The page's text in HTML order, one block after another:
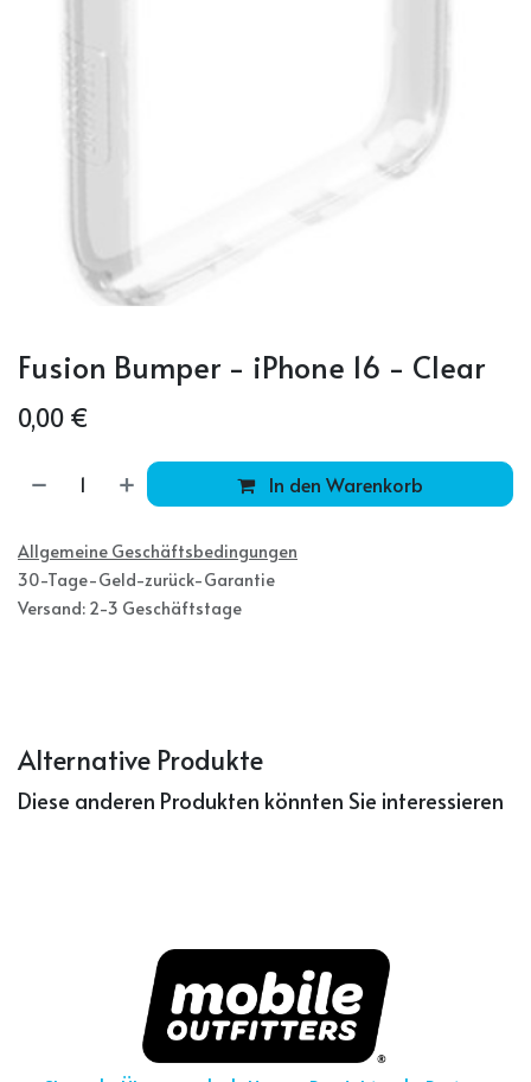
Fusion Bumper - iPhone 16 - Clear
0,00 €
In den Warenkorb
Allgemeine Geschäftsbedingungen
30-Tage-Geld-zurück-Garantie
Versand: 2-3 Geschäftstage
Alternative Produkte
Diese anderen Produkten könnten Sie interessieren